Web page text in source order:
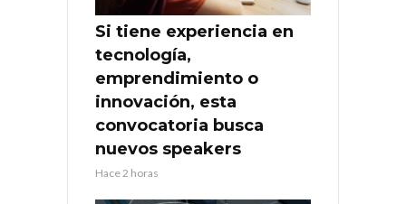
Si tiene experiencia en
tecnología,
emprendimiento o
innovación, esta
convocatoria busca
nuevos speakers
Hace 2 horas